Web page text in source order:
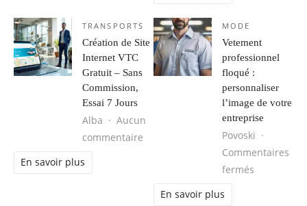
TRANSPORTS
Création de Site
Internet VTC
Gratuit – Sans
Commission,
Essai 7 Jours
Alba
Aucun
commentaire sur Création de Site Internet VTC
En savoir plus
MODE
Vetement
professionnel
floqué :
personnaliser
l’image de votre
entreprise
Povoski
Commentaires
fermés
En savoir plus